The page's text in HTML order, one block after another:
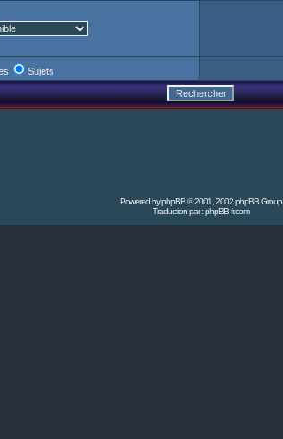
Sujets
Powered byphpBB© 2001, 2002 phpBB Group
Traduction par :phpBB-fr.com